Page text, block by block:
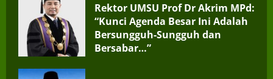
Rektor UMSU Prof Dr Akrim MPd:
“Kunci Agenda Besar Ini Adalah
Bersungguh-Sungguh dan
Bersabar…”